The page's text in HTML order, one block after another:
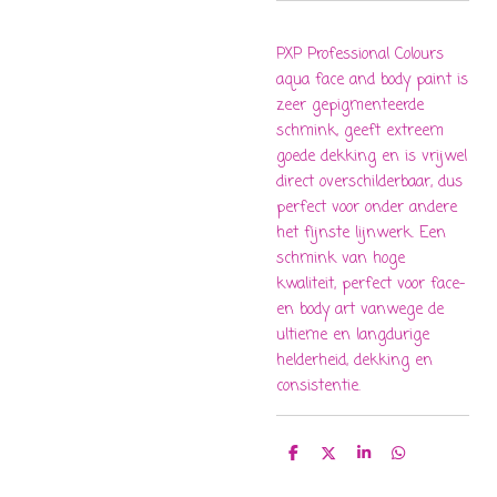
PXP Professional Colours
aqua face and body paint is
zeer gepigmenteerde
schmink, geeft extreem
goede dekking en is vrijwel
direct overschilderbaar, dus
perfect voor onder andere
het fijnste lijnwerk. Een
schmink van hoge
kwaliteit, perfect voor face-
en body art vanwege de
ultieme en langdurige
helderheid, dekking en
consistentie.
D D S D